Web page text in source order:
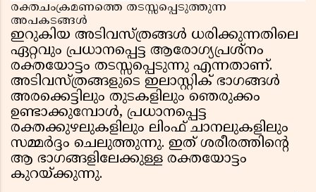
രക്തചംക്രമണത്തെ തടസ്സപ്പെടുത്തുന്ന
അപകടങ്ങൾ
ഇറുകിയ അടിവസ്ത്രങ്ങൾ ധരിക്കുന്നതിലെ
ഏറ്റവും പ്രധാനപ്പെട്ട ആരോഗ്യപ്രശ്നം
രക്തയോട്ടം തടസ്സപ്പെടുന്നു എന്നതാണ്.
അടിവസ്ത്രങ്ങളുടെ ഇലാസ്റ്റിക് ഭാഗങ്ങൾ
അരക്കെട്ടിലും തുടകളിലും ഞെരുക്കം
ഉണ്ടാക്കുമ്പോൾ, പ്രധാനപ്പെട്ട
രക്തക്കുഴലുകളിലും ലിംഫ് ചാനലുകളിലും
സമ്മർദ്ദം ചെലുത്തുന്നു. ഇത് ശരീരത്തിൻ്റെ
ആ ഭാഗങ്ങളിലേക്കുള്ള രക്തയോട്ടം
കുറയ്ക്കുന്നു.